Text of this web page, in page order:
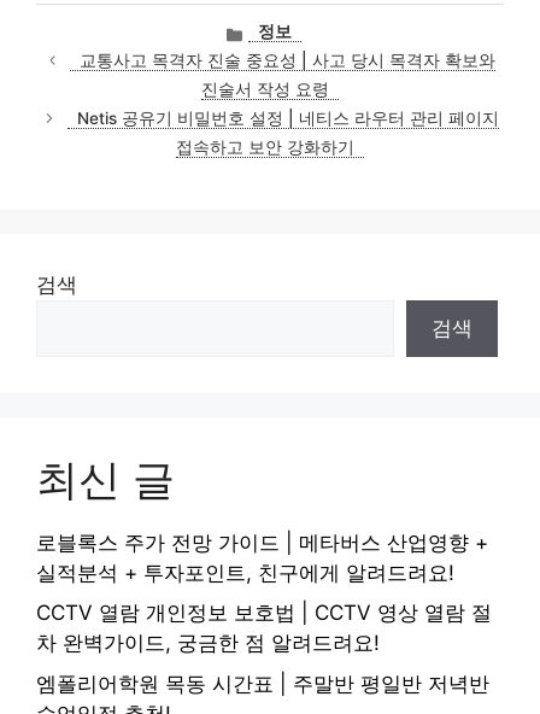
카
테
고
리
정보
교통사고 목격자 진술 중요성 | 사고 당시 목격자 확보와
진술서 작성 요령
Netis 공유기 비밀번호 설정 | 네티스 라우터 관리 페이지
접속하고 보안 강화하기
검색
검색
최신 글
로블록스 주가 전망 가이드 | 메타버스 산업영향 +
실적분석 + 투자포인트, 친구에게 알려드려요!
CCTV 열람 개인정보 보호법 | CCTV 영상 열람 절
차 완벽가이드, 궁금한 점 알려드려요!
엠폴리어학원 목동 시간표 | 주말반 평일반 저녁반